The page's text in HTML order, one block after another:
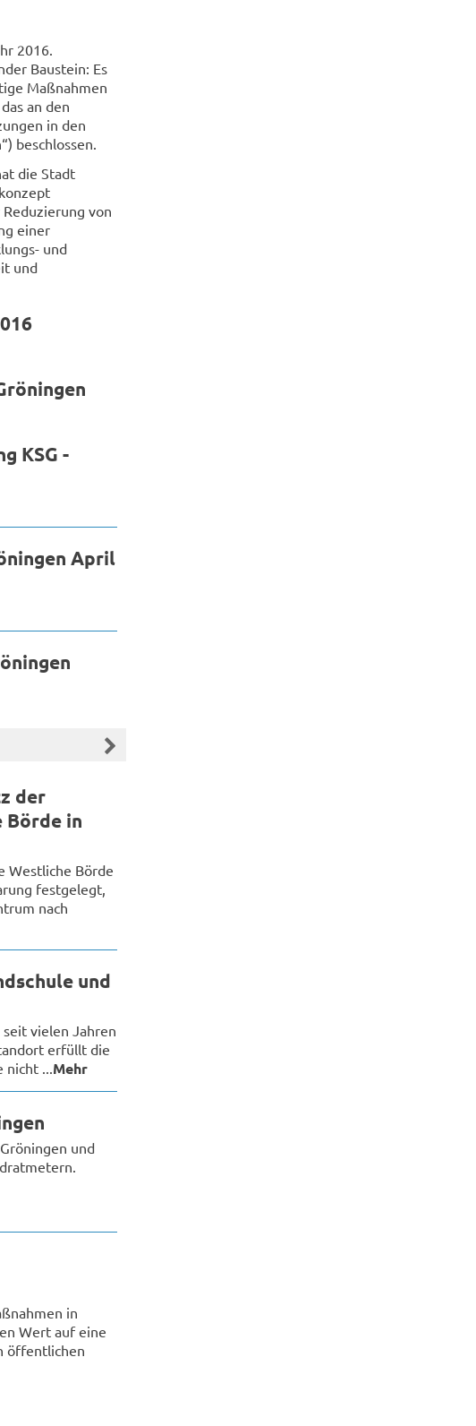
2016.
Baustein: Es
Maßnahmen
an den
in den
beschlossen.
die Stadt
von
einer
und
und
KSG -
April
der
Börde in
Westliche Börde
festgelegt,
nach
und
vielen Jahren
erfüllt die
nicht ...Mehr
und
in
Wert auf eine
öffentlichen